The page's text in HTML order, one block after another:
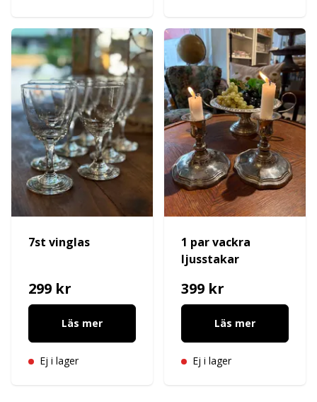
7st vinglas
299 kr
Läs mer
Ej i lager
1 par vackra
ljusstakar
399 kr
Läs mer
Ej i lager